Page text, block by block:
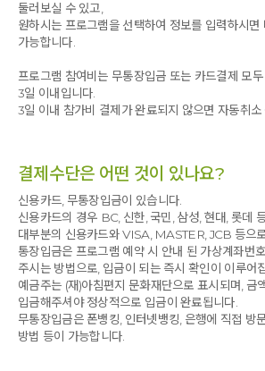
둘러보실 수 있고,
원하시는 프로그램을 선택하여 정보를 입력하시면
가능합니다.
프로그램 참여비는 무통장입금 또는 카드결제 모
3일 이내입니다.
3일 이내 참가비 결제가 완료되지 않으면 자동취소
결제수단은 어떤 것이 있나요?
신용카드, 무통장입금이 있습니다.
신용카드의 경우 BC, 신한, 국민, 삼성, 현대, 롯데
대부분의 신용카드와 VISA, MASTER, JCB 등으
통장입금은 프로그램 예약 시 안내 된 가상계좌번
주시는 방법으로, 입금이 되는 즉시 확인이 이루어
예금주는 (재)아침편지 문화재단으로 표시되며, 금
입금해주셔야 정상적으로 입금이 완료됩니다.
무통장입금은 폰뱅킹, 인터넷뱅킹, 은행에 직접 방
방법 등이 가능합니다.